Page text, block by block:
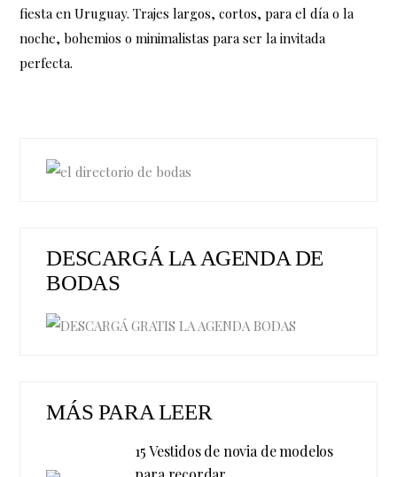
fiesta en Uruguay. Trajes largos, cortos, para el día o la
noche, bohemios o minimalistas para ser la invitada
perfecta.
DESCARGÁ LA AGENDA DE
BODAS
MÁS PARA LEER
15 Vestidos de novia de modelos